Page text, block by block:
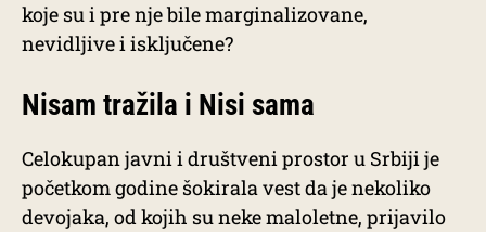
koje su i pre nje bile marginalizovane,
nevidljive i isključene?
Nisam tražila i Nisi sama
Celokupan javni i društveni prostor u Srbiji je
početkom godine šokirala vest da je nekoliko
devojaka, od kojih su neke maloletne, prijavilo